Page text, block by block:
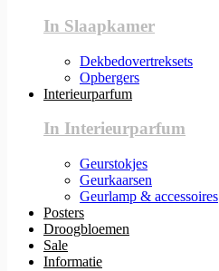
In Slaapkamer
Dekbedovertreksets
Opbergers
Interieurparfum
In Interieurparfum
Geurstokjes
Geurkaarsen
Geurlamp & accessoires
Posters
Droogbloemen
Sale
Informatie